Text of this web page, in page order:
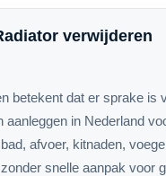
verwijderen
betekent dat er sprake is
aanleggen in Nederland
afvoer, kitnaden,
snelle aanpak voor